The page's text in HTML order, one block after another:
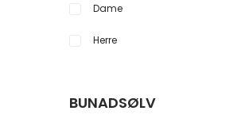
Dame
Herre
BUNADSØLV